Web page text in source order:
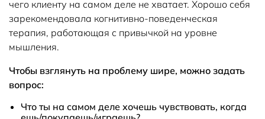
чего клиенту на самом деле не хватает. Хорошо себя
зарекомендовала когнитивно-поведенческая
терапия, работающая с привычкой на уровне
мышления.
Чтобы взглянуть на проблему шире, можно задать
вопрос:
Что ты на самом деле хочешь чувствовать, когда